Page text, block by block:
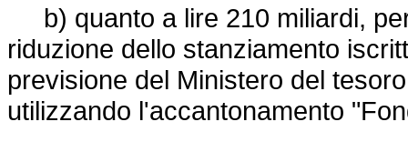
b) quanto a lire 210 miliardi,
riduzione dello stanziamento
previsione del Ministero del
utilizzando l'accantonamento